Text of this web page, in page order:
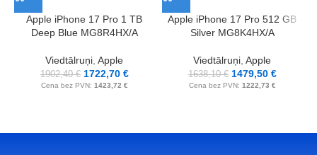
Apple iPhone 17 Pro 1 TB
Deep Blue MG8R4HX/A
Viedtālruņi ,Apple
1902,40€ 1722,70 €
Cena bez PVN: 1423,72 €
Apple iPhone 17 Pro 512 GB
Silver MG8K4HX/A
Viedtālruņi ,Apple
1638,10€ 1479,50 €
Cena bez PVN: 1222,73 €